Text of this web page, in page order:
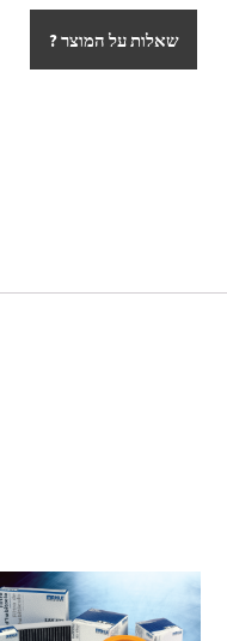
b
o
tt
er
ar
eשאלות על המוצר ?